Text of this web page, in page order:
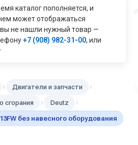
каталог пополняется, и
может отображаться
не нашли нужный товар —
+7 (908) 982-31-00, или
› Двигатели и запчасти ›
сгорания › Deutz ›
без навесного оборудования